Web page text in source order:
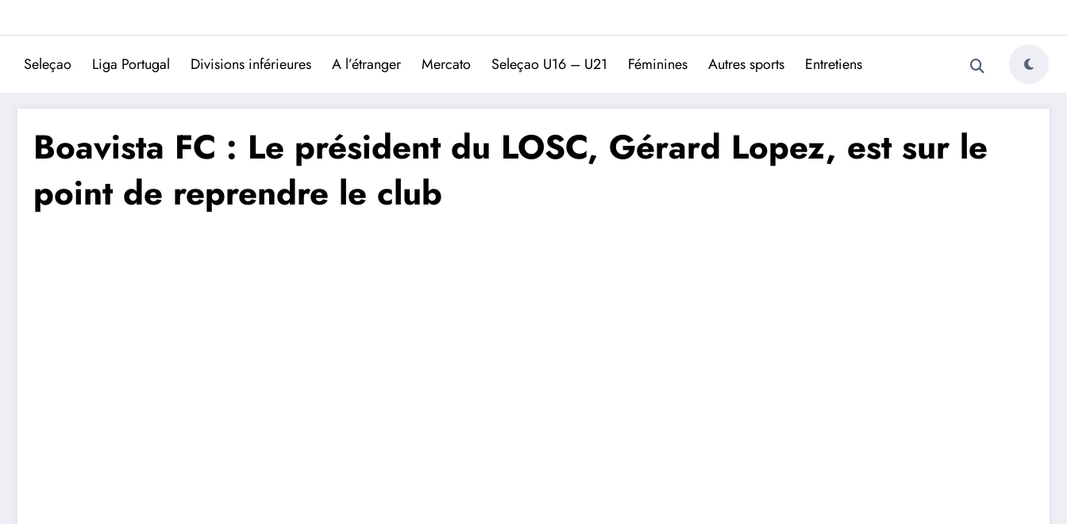
Trivela
L'actualité du football portugais
Seleçao Liga Portugal Divisions inférieures A l’étranger Mercato Seleçao U16 – U21 Féminines Autres sports Entretiens
Boavista FC : Le président du LOSC, Gérard Lopez, est sur le
point de reprendre le club